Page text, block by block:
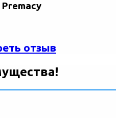
Premacy
отзыв